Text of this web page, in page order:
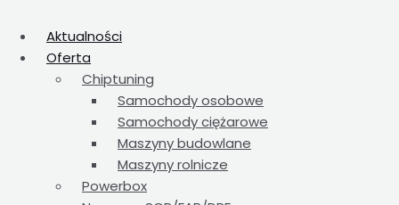
Aktualności
Oferta
Chiptuning
Samochody osobowe
Samochody ciężarowe
Maszyny budowlane
Maszyny rolnicze
Powerbox